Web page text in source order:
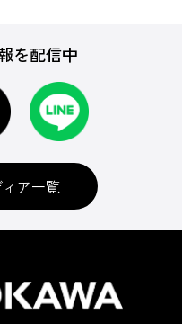
を配信中
ア一覧